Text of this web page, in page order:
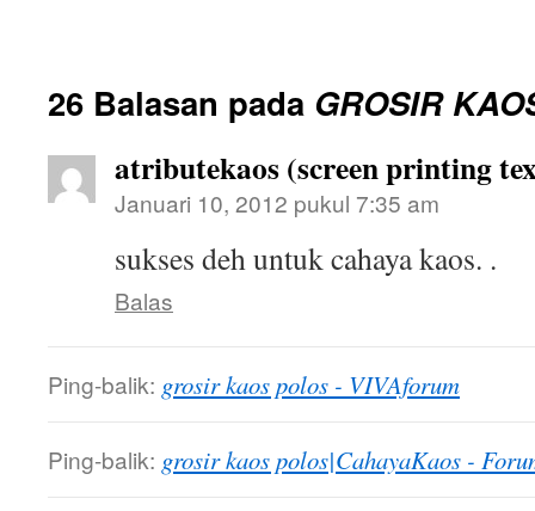
26 Balasan pada GROSIR
atributekaos (screen printing
Januari 10, 2012 pukul 7:35 am
sukses deh untuk cahaya kaos. .
Balas
Ping-balik: grosir kaos polos - VIVAforum
Ping-balik: grosir kaos polos|CahayaKaos -